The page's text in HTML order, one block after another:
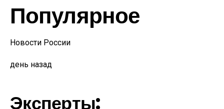
Популярное
Новости России
день назад
Эксперты: